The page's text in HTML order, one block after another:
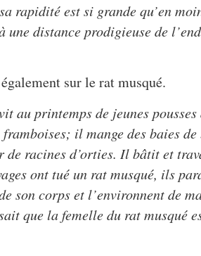
rapidité est si grande qu’en
une distance prodigieuse de
sur le rat musqué.
au printemps de jeunes
il mange des baies
de racines d’orties. Il bâtit et
ont tué un rat musqué, ils
son corps et l’environnent de
que la femelle du rat musqué